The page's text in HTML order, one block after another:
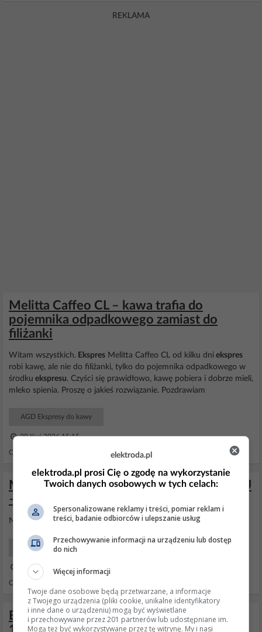
REKLAMA
Melitta Caffeo CL – kawa trafia do
pojemnika odpadkowego zamiast do
filiżanki
Witam wszystkich. Ekspres Melitta Caffeo CL od kilku dni ekspres
robi kawę, ale nie do filiżanki, tylko do pojemnika odpadkowego w
środku ekspresu. Czyści się prawidłowo, kawę pobiera i dobrze mieli,
mleko spienia. Proszę o jakieś rozwiązanie. Pozdrawiam
AGD Ekspresy do kawy
30 Kwi 2026 15:15
Odpowiedzi: 14 Wyświetleń: 9465
Melitta Caffeo Passione OT F53/1-102 EU
– jak wykonać twardy reset ekspresu?
Napisz jaki jestproblemzekspresem.
AGD Ekspresy do kawy
25 Cze 2025 21:54
Odpowiedzi: 6 Wyświetleń: 858
Ekspres Melitta Caffeo Passione F53/0-
elektroda.pl
elektroda.pl prosi Cię o zgodę na wykorzystanie
Twoich danych osobowych w tych celach:
Spersonalizowane reklamy i treści, pomiar reklam i
treści, badanie odbiorców i ulepszanie usług
Przechowywanie informacji na urządzeniu lub dostęp
do nich
Więcej informacji
Twoje dane osobowe będą przetwarzane, a informacje
z Twojego urządzenia (pliki cookie, unikalne identyfikatory
i inne dane o urządzeniu) mogą być wyświetlane
i przechowywane przez 201 partnerów lub udostępniane im.
Mogą też być wykorzystywane przez tę witrynę. My i nasi